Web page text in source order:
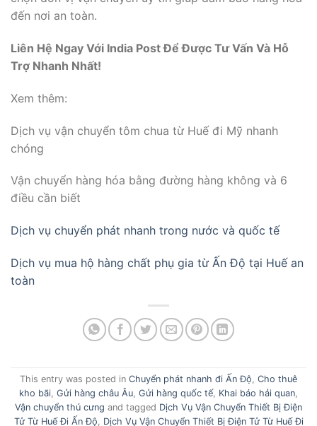
đến nơi an toàn.
Liên Hệ Ngay Với India Post Để Được Tư Vấn Và Hỗ
Trợ Nhanh Nhất!
Xem thêm:
Dịch vụ vận chuyển tôm chua từ Huế đi Mỹ nhanh
chóng
Vận chuyển hàng hóa bằng đường hàng không và 6
điều cần biết
Dịch vụ chuyển phát nhanh trong nước và quốc tế
Dịch vụ mua hộ hàng chất phụ gia từ Ấn Độ tại Huế an
toàn
This entry was posted in Chuyển phát nhanh đi Ấn Độ, Cho thuê
kho bãi, Gửi hàng châu Âu, Gửi hàng quốc tế, Khai báo hải quan,
Vận chuyển thú cưng and tagged Dịch Vụ Vận Chuyển Thiết Bị Điện
Tử Từ Huế Đi Ấn Độ, Dịch Vụ Vận Chuyển Thiết Bị Điện Tử Từ Huế Đi